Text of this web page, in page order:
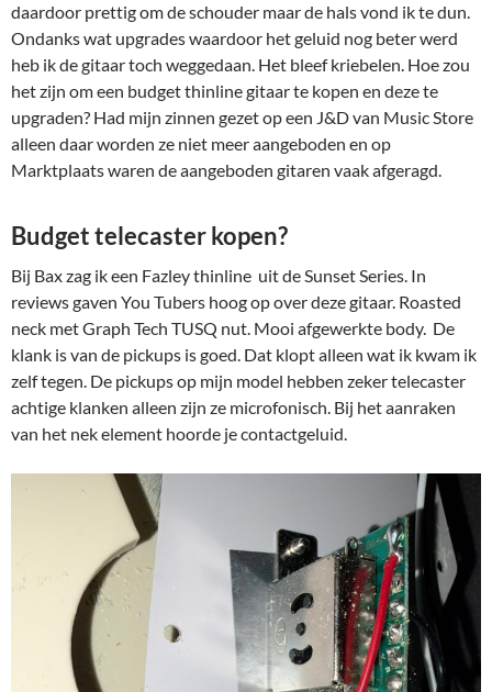
daardoor prettig om de schouder maar de hals vond ik te dun.
Ondanks wat upgrades waardoor het geluid nog beter werd
heb ik de gitaar toch weggedaan. Het bleef kriebelen. Hoe zou
het zijn om een budget thinline gitaar te kopen en deze te
upgraden? Had mijn zinnen gezet op een J&D van Music Store
alleen daar worden ze niet meer aangeboden en op
Marktplaats waren de aangeboden gitaren vaak afgeragd.
Budget telecaster kopen?
Bij Bax zag ik een Fazley thinline uit de Sunset Series. In
reviews gaven You Tubers hoog op over deze gitaar. Roasted
neck met Graph Tech TUSQ nut. Mooi afgewerkte body. De
klank is van de pickups is goed. Dat klopt alleen wat ik kwam ik
zelf tegen. De pickups op mijn model hebben zeker telecaster
achtige klanken alleen zijn ze microfonisch. Bij het aanraken
van het nek element hoorde je contactgeluid.